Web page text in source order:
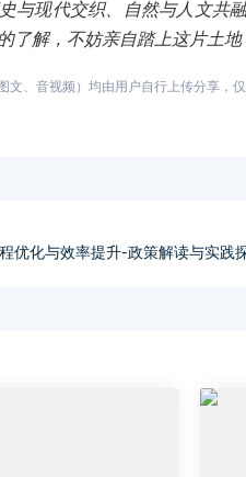
与现代交织、自然与人文共
了解，不妨亲自踏上这片土地
文、音视频）均由用户自行上传分享
优化与效率提升-政策解读与实践